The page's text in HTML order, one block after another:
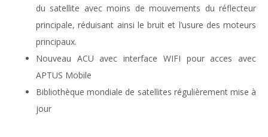
du satellite avec moins de mouvements du réflecteur
principale, réduisant ainsi le bruit et l’usure des moteurs
principaux.
Nouveau ACU avec interface WIFI pour acces avec
APTUS Mobile
Bibliothèque mondiale de satellites régulièrement mise à
jour